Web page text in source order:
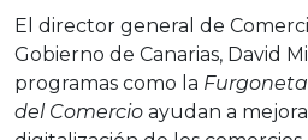
El director general de
Gobierno de Canarias, David
programas como la
del Comercio ayudan a